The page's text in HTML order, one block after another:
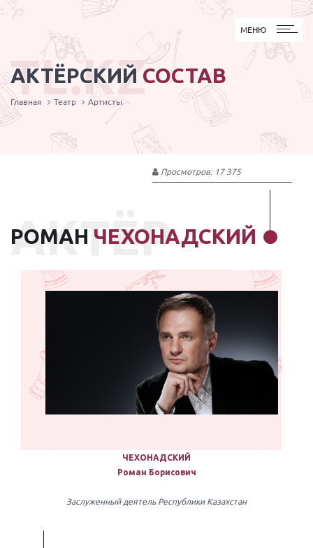
МЕНЮ
МЕНЮ
АКТЁРСКИЙ СОСТАВ
TL.KZ
Главная Театр Артисты
Просмотров: 17 375
РОМАН ЧЕХОНАДСКИЙ
АКТЁР
ЧЕХОНАДСКИЙ
Роман Борисович
Заслуженный деятель Республики Казахстан